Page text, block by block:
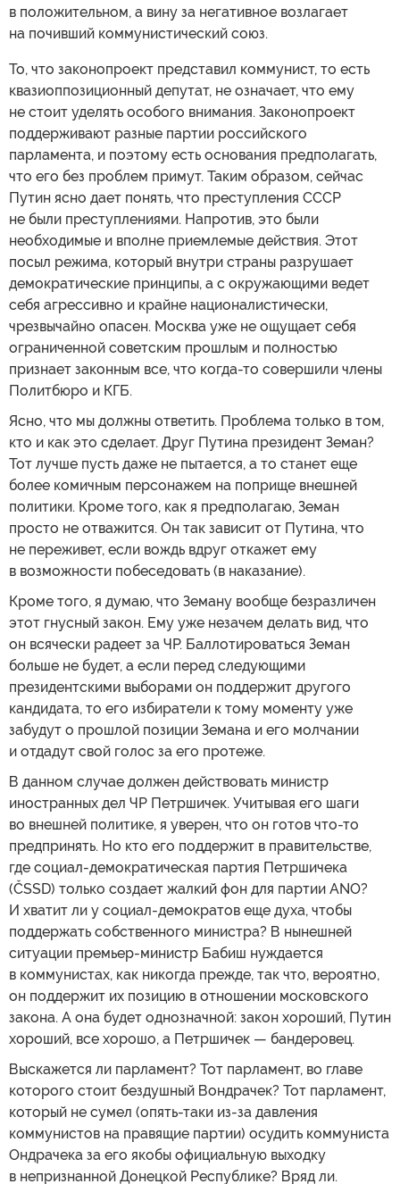
в положительном, а вину за негативное возлагает
на почивший коммунистический союз.
То, что законопроект представил коммунист, то есть
квазиоппозиционный депутат, не означает, что ему
не стоит уделять особого внимания. Законопроект
поддерживают разные партии российского
парламента, и поэтому есть основания предполагать,
что его без проблем примут. Таким образом, сейчас
Путин ясно дает понять, что преступления СССР
не были преступлениями. Напротив, это были
необходимые и вполне приемлемые действия. Этот
посыл режима, который внутри страны разрушает
демократические принципы, а с окружающими ведет
себя агрессивно и крайне националистически,
чрезвычайно опасен. Москва уже не ощущает себя
ограниченной советским прошлым и полностью
признает законным все, что когда-то совершили члены
Политбюро и КГБ.
Ясно, что мы должны ответить. Проблема только в том,
кто и как это сделает. Друг Путина президент Земан?
Тот лучше пусть даже не пытается, а то станет еще
более комичным персонажем на поприще внешней
политики. Кроме того, как я предполагаю, Земан
просто не отважится. Он так зависит от Путина, что
не переживет, если вождь вдруг откажет ему
в возможности побеседовать (в наказание).
Кроме того, я думаю, что Земану вообще безразличен
этот гнусный закон. Ему уже незачем делать вид, что
он всячески радеет за ЧР. Баллотироваться Земан
больше не будет, а если перед следующими
президентскими выборами он поддержит другого
кандидата, то его избиратели к тому моменту уже
забудут о прошлой позиции Земана и его молчании
и отдадут свой голос за его протеже.
В данном случае должен действовать министр
иностранных дел ЧР Петршичек. Учитывая его шаги
во внешней политике, я уверен, что он готов что-то
предпринять. Но кто его поддержит в правительстве,
где социал-демократическая партия Петршичека
(ČSSD) только создает жалкий фон для партии ANO?
И хватит ли у социал-демократов еще духа, чтобы
поддержать собственного министра? В нынешней
ситуации премьер-министр Бабиш нуждается
в коммунистах, как никогда прежде, так что, вероятно,
он поддержит их позицию в отношении московского
закона. А она будет однозначной: закон хороший, Путин
хороший, все хорошо, а Петршичек — бандеровец.
Выскажется ли парламент? Тот парламент, во главе
которого стоит бездушный Вондрачек? Тот парламент,
который не сумел (опять-таки из-за давления
коммунистов на правящие партии) осудить коммуниста
Ондрачека за его якобы официальную выходку
в непризнанной Донецкой Республике? Вряд ли.